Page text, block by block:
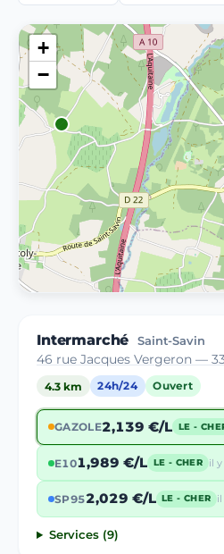
+
−
Intermarché Saint-Savin
46 rue Jacques Vergeron —
4.3 km 24h/24 Ouvert
GAZOLE2,139 €/L LE -
E101,989 €/L LE - CHER il y
SP952,029 €/L LE - CHER
Services (9)